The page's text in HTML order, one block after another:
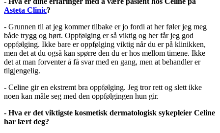
Asteta Clinic?
- Grunnen til at jeg kommer tilbake er jo fordi at her føler jeg meg
både trygg og hørt. Oppfølging er så viktig og her får jeg god
oppfølging. Ikke bare er oppfølging viktig når du er på klinikken,
men det at du også kan spørre den du er hos mellom timene. Ikke
det at man forventer å få svar med en gang, men at behandler er
tilgjengelig.
- Celine gir en ekstremt bra oppfølging. Jeg tror rett og slett ikke
noen kan måle seg med den oppfølgingen hun gir.
- Hva er det viktigste kosmetisk dermatologisk sykepleier Celine
har lært deg?